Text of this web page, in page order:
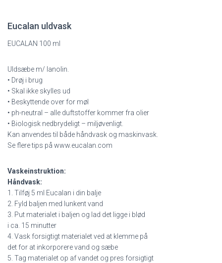
Eucalan uldvask
EUCALAN 100 ml
Uldsæbe m/ lanolin.
• Drøj i brug
• Skal ikke skylles ud
• Beskyttende over for møl
• ph-neutral – alle duftstoffer kommer fra olier
• Biologisk nedbrydeligt – miljøvenligt.
Kan anvendes til både håndvask og maskinvask.
Se flere tips på www.eucalan.com
Vaskeinstruktion:
Håndvask:
1. Tilføj 5 ml Eucalan i din balje
2. Fyld baljen med lunkent vand
3. Put materialet i baljen og lad det ligge i blød
i ca. 15 minutter
4. Vask forsigtigt materialet ved at klemme på
det for at inkorporere vand og sæbe
5. Tag materialet op af vandet og pres forsigtigt